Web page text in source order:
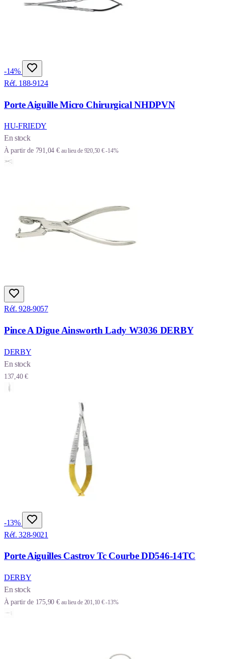
-14%
Réf. 188-9124
Porte Aiguille Micro Chirurgical NHDPVN
HU-FRIEDY
En stock
À partir de 791,04 € au lieu de 920,50 €-14%
Réf. 928-9057
Pince A Digue Ainsworth Lady W3036 DERBY
DERBY
En stock
137,40 €
-13%
Réf. 328-9021
Porte Aiguilles Castrov Tc Courbe DD546-14TC
DERBY
En stock
À partir de 175,90 € au lieu de 201,10 €-13%